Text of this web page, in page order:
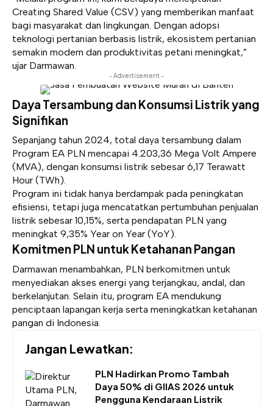
Creating Shared Value (CSV) yang memberikan manfaat
bagi masyarakat dan lingkungan. Dengan adopsi
teknologi pertanian berbasis listrik, ekosistem pertanian
semakin modern dan produktivitas petani meningkat,”
ujar Darmawan.
- Advertisement -
Daya Tersambung dan Konsumsi Listrik yang
Signifikan
Sepanjang tahun 2024, total daya tersambung dalam
Program EA PLN mencapai 4.203,36 Mega Volt Ampere
(MVA), dengan konsumsi listrik sebesar 6,17 Terawatt
Hour (TWh).
Program ini tidak hanya berdampak pada peningkatan
efisiensi, tetapi juga mencatatkan pertumbuhan penjualan
listrik sebesar 10,15%, serta pendapatan PLN yang
meningkat 9,35% Year on Year (YoY).
Komitmen PLN untuk Ketahanan Pangan
Darmawan menambahkan, PLN berkomitmen untuk
menyediakan akses energi yang terjangkau, andal, dan
berkelanjutan. Selain itu, program EA mendukung
penciptaan lapangan kerja serta meningkatkan ketahanan
pangan di Indonesia.
Jangan Lewatkan:
PLN Hadirkan Promo Tambah
Daya 50% di GIIAS 2026 untuk
Pengguna Kendaraan Listrik